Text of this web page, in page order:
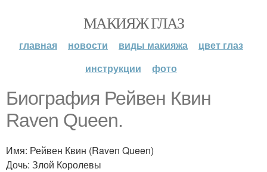
МАКИЯЖ ГЛАЗ
главная новости виды макияжа
цвет глаз
инструкции
фото
Биография Рейвен Квин
Raven Queen.
Имя: Рейвен Квин (Raven Queen)
Дочь: Злой Королевы